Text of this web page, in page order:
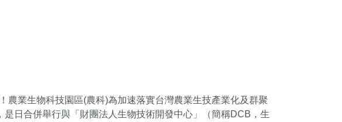
業生物科技園區(農科)為加速落實台灣農業生技產業化及群聚
日合併舉行與「財團法人生物技術開發中心」（簡稱DCB，生